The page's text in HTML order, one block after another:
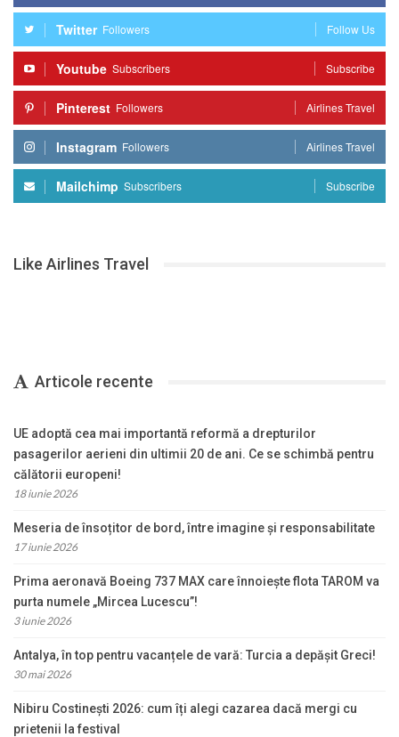
Twitter Followers Follow Us
Youtube Subscribers Subscribe
Pinterest Followers Airlines Travel
Instagram Followers Airlines Travel
Mailchimp Subscribers Subscribe
Like Airlines Travel
Articole recente
UE adoptă cea mai importantă reformă a drepturilor
pasagerilor aerieni din ultimii 20 de ani. Ce se schimbă pentru
călătorii europeni!
18 iunie 2026
Meseria de însoțitor de bord, între imagine și responsabilitate
17 iunie 2026
Prima aeronavă Boeing 737 MAX care înnoiește flota TAROM va
purta numele „Mircea Lucescu”!
3 iunie 2026
Antalya, în top pentru vacanțele de vară: Turcia a depășit Greci!
30 mai 2026
Nibiru Costinești 2026: cum îți alegi cazarea dacă mergi cu
prietenii la festival